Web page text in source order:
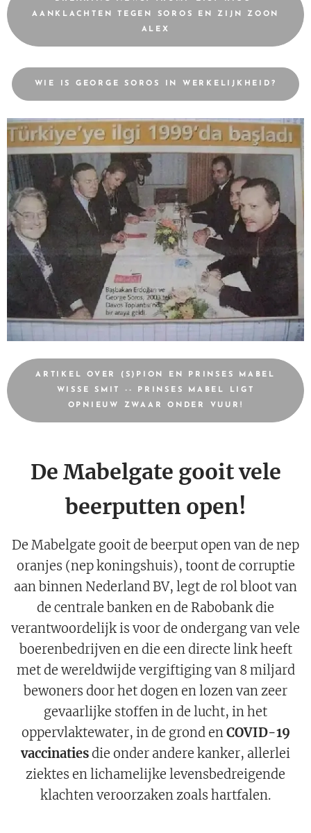
AANKLACHTEN TEGEN SOROS EN ZIJN ZOON
ALEX
WIE IS GEORGE SOROS IN WERKELIJKHEID?
ARTIKEL OVER (S)PION EN PRINSES MABEL
WISSE SMIT -- PRINSES MABEL LIGT
OPNIEUW ZWAAR ONDER VUUR!
De Mabelgate gooit vele
beerputten open!
De Mabelgate gooit de beerput open van de nep
oranjes (nep koningshuis), toont de corruptie
aan binnen Nederland BV, legt de rol bloot van
de centrale banken en de Rabobank die
verantwoordelijk is voor de ondergang van vele
boerenbedrijven en die een directe link heeft
met de wereldwijde vergiftiging van 8 miljard
bewoners door het dogen en lozen van zeer
gevaarlijke stoffen in de lucht, in het
oppervlaktewater, in de grond en COVID-19
vaccinatiesdie onder andere kanker, allerlei
ziektes en lichamelijke levensbedreigende
klachten veroorzaken zoals hartfalen.